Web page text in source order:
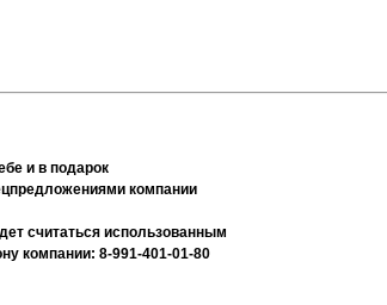
и в подарок
компании
считаться использованным
компании: 8-991-401-01-80